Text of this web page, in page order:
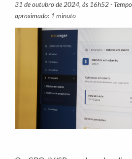
31 de outubro de 2024, às 16h52 -
aproximado: 1 minuto